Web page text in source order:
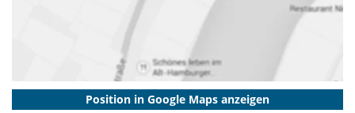
Position in Google Maps anzeigen